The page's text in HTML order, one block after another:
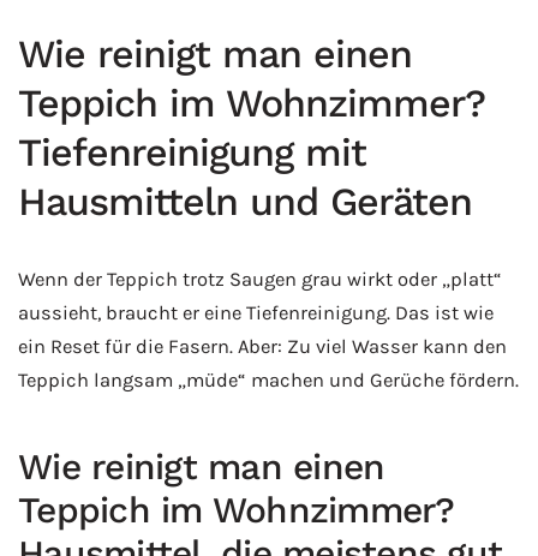
Wie reinigt man einen
Teppich im Wohnzimmer?
Tiefenreinigung mit
Hausmitteln und Geräten
Wenn der Teppich trotz Saugen grau wirkt oder „platt“
aussieht, braucht er eine Tiefenreinigung. Das ist wie
ein Reset für die Fasern. Aber: Zu viel Wasser kann den
Teppich langsam „müde“ machen und Gerüche fördern.
Wie reinigt man einen
Teppich im Wohnzimmer?